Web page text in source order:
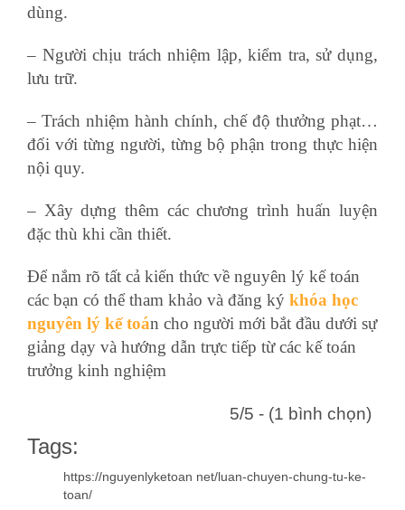
dùng.
– Người chịu trách nhiệm lập, kiểm tra, sử dụng,
lưu trữ.
– Trách nhiệm hành chính, chế độ thưởng phạt…
đối với từng người, từng bộ phận trong thực hiện
nội quy.
– Xây dựng thêm các chương trình huấn luyện
đặc thù khi cần thiết.
Để nắm rõ tất cả kiến thức về nguyên lý kế toán
các bạn có thể tham khảo và đăng ký khóa học
nguyên lý kế toán cho người mới bắt đầu dưới sự
giảng dạy và hướng dẫn trực tiếp từ các kế toán
trưởng kinh nghiệm
5/5 - (1 bình chọn)
Tags:
https://nguyenlyketoan net/luan-chuyen-chung-tu-ke-
toan/